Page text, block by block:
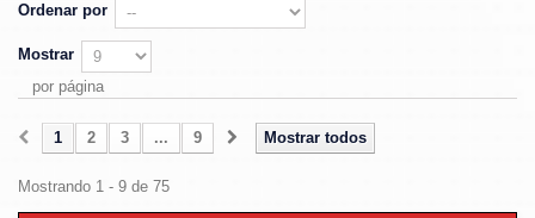
Ordenar por
Mostrar
por página
Mostrar todos
1 2 3 ... 9
Mostrando 1 - 9 de 75